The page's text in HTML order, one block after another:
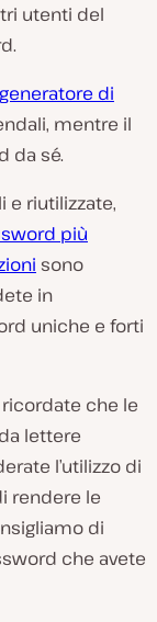
utenti del
di
mentre il
da sé.
e riutilizzate,
più
sono
in
uniche e forti
che le
lettere
l’utilizzo di
rendere le
di
che avete